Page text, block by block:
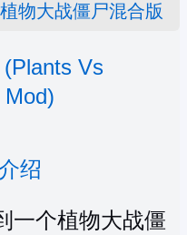
植物大战僵尸混合版
Vs
绍
一个植物大战僵